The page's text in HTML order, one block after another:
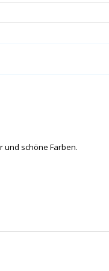
und schöne Farben.